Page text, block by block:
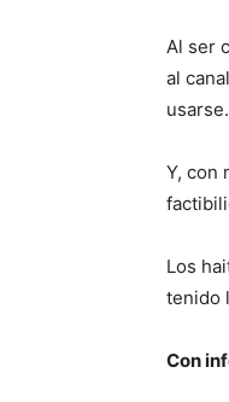
Al ser
al
usarse.
Y, con
Los
tenido
Con